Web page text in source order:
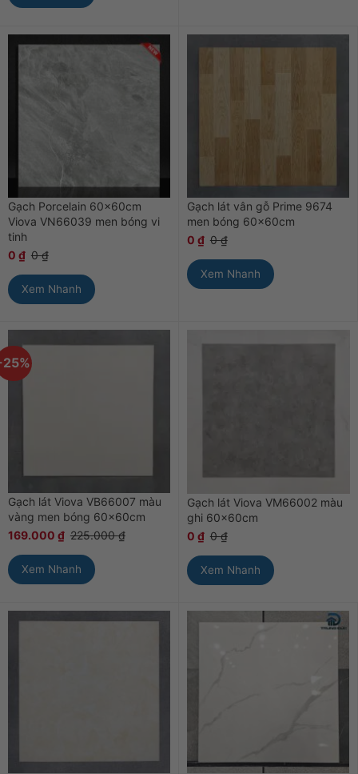
Gạch Porcelain 60x60cm
Viova VN66039 men bóng vi
tinh
0 ₫ 0₫
Xem Nhanh
Gạch lát vân gỗ Prime 9674
men bóng 60x60cm
0 ₫ 0₫
Xem Nhanh
Gạch lát Viova VB66007 màu
vàng men bóng 60x60cm
169.000 ₫ 225.000₫
Xem Nhanh
Gạch lát Viova VM66002 màu
ghi 60x60cm
0 ₫ 0₫
Xem Nhanh